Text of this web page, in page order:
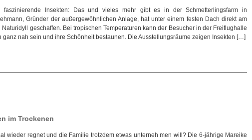
faszinierende Insekten: Das und vieles mehr gibt es in der Schmetterlingsfarm in
Gründer der außergewöhnlichen Anlage, hat unter einem festen Dach direkt am
geschaffen. Bei tropischen Temperaturen kann der Besucher in der Freiflughalle
ganz nah sein und ihre Schönheit bestaunen. Die Ausstellungsräume zeigen Insekten […]
im Trockenen
wieder regnet und die Familie trotzdem etwas unterneh men will? Die 6-jährige Mareike